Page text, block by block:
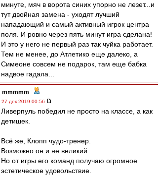
минуте, мяч в ворота синих упорно не лезет...и
тут двойная замена - уходят лучший
нападающий и самый активный игрок центра
поля. И ровно через пять минут игра сделана!
И это у него не первый раз так чуйка работает.
Тем не менее, до Атлетико еще далеко, а
Симеоне совсем не подарок, там еще бабка
надвое гадала...
mmmmm -
27 дек 2019 00:56
Ливерпуль победил не просто на классе, а как
детишек.
Всё же, Клопп чудо-тренер.
Возможно он и не великий.
Но от игры его команд получаю огромное
эстетическое удовольствие.